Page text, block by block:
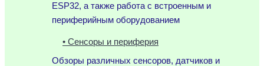
ESP32, а также работа с встроенным и
периферийным оборудованием
• Сенсоры и периферия
Обзоры различных сенсоров, датчиков и